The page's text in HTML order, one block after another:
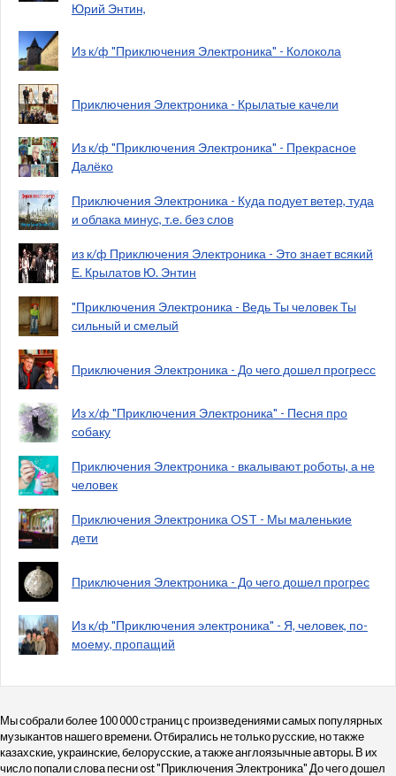
Юрий Энтин,
Из к/ф "Приключения Электроника" - Колокола
Приключения Электроника - Крылатые качели
Из к/ф "Приключения Электроника" - Прекрасное
Далёко
Приключения Электроника - Куда подует ветер, туда
и облака минус, т.е. без слов
из к/ф Приключения Электроника - Это знает всякий
Е. Крылатов Ю. Энтин
"Приключения Электроника - Ведь Ты человек Ты
сильный и смелый
Приключения Электроника - До чего дошел прогресс
Из х/ф "Приключения Электроника" - Песня про
собаку
Приключения Электроника - вкалывают роботы, а не
человек
Приключения Электроника OST - Мы маленькие
дети
Приключения Электроника - До чего дошел прогрес
Из к/ф "Приключения электроника" - Я, человек, по-
моему, пропащий
Мы собрали более 100 000 страниц с произведениями самых популярных
музыкантов нашего времени. Отбирались не только русские, но также
казахские, украинские, белорусские, а также англоязычные авторы. В их
число попали слова песни ost "Приключения Электроника" До чего дошел